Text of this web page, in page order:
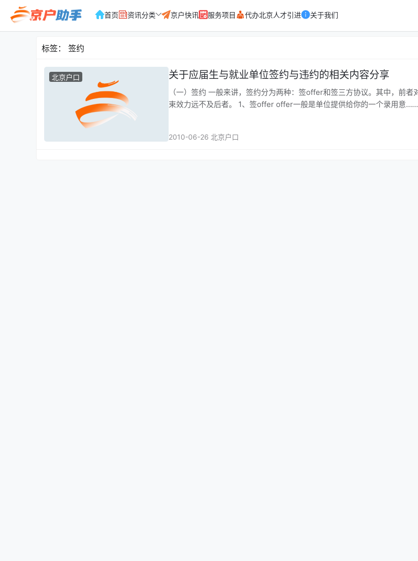
首页 资讯分类 京户快讯 服务项目 代办北京人才引进 关于我们
标签： 签约
北京户口 关于应届生与就业单位签约与违约的相关内容分享
（一）签约 一般来讲，签约分为两种：签offer和签三方协议。其中，前者对个人及企业的约
束效力远不及后者。 1、签offer offer一般是单位提供给你的一个录用意……
2010-06-26 北京户口